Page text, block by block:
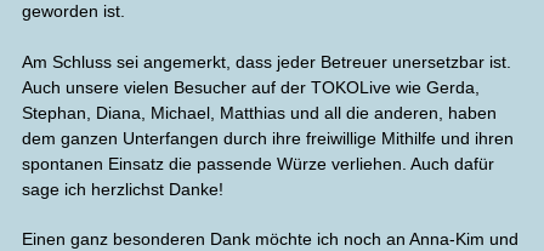
geworden ist.
Am Schluss sei angemerkt, dass jeder Betreuer unersetzbar ist.
Auch unsere vielen Besucher auf der TOKOLive wie Gerda,
Stephan, Diana, Michael, Matthias und all die anderen, haben
dem ganzen Unterfangen durch ihre freiwillige Mithilfe und ihren
spontanen Einsatz die passende Würze verliehen. Auch dafür
sage ich herzlichst Danke!
Einen ganz besonderen Dank möchte ich noch an Anna-Kim und